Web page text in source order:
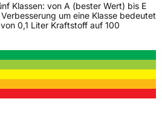
Klassen: von A (bester Wert) bis E
um eine Klasse bedeutet
0,1 Liter Kraftstoff auf 100